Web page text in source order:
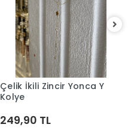
Sepete Ekle
Çelik İkili Zincir Yonca Y
Kolye
249,90 TL